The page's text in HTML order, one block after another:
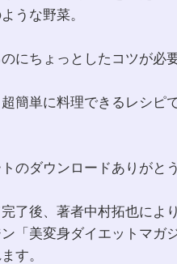
うな野菜。
にちょっとしたコツが必要
簡単に料理できるレシピで
のダウンロードありがとう
了後、著者中村拓也により
「美変身ダイエットマガ
す。